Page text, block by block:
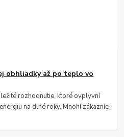
obhliadky až po teplo vo
rozhodnutie, ktoré ovplyvní
na dlhé roky. Mnohí zákazníci